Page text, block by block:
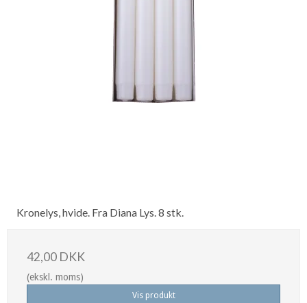
Kronelys, hvide. Fra Diana Lys. 8 stk.
42,00 DKK
(ekskl. moms)
Vis produkt